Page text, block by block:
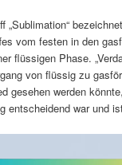
„Sublimation“
vom festen in den
flüssigen Phase.
von flüssig zu
gesehen werden
entscheidend war und